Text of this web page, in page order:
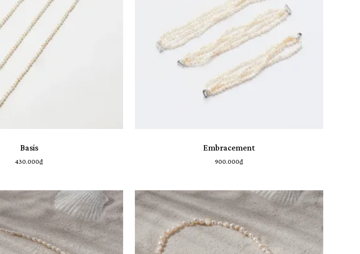
Basis
430.000₫
Embracement
900.000₫